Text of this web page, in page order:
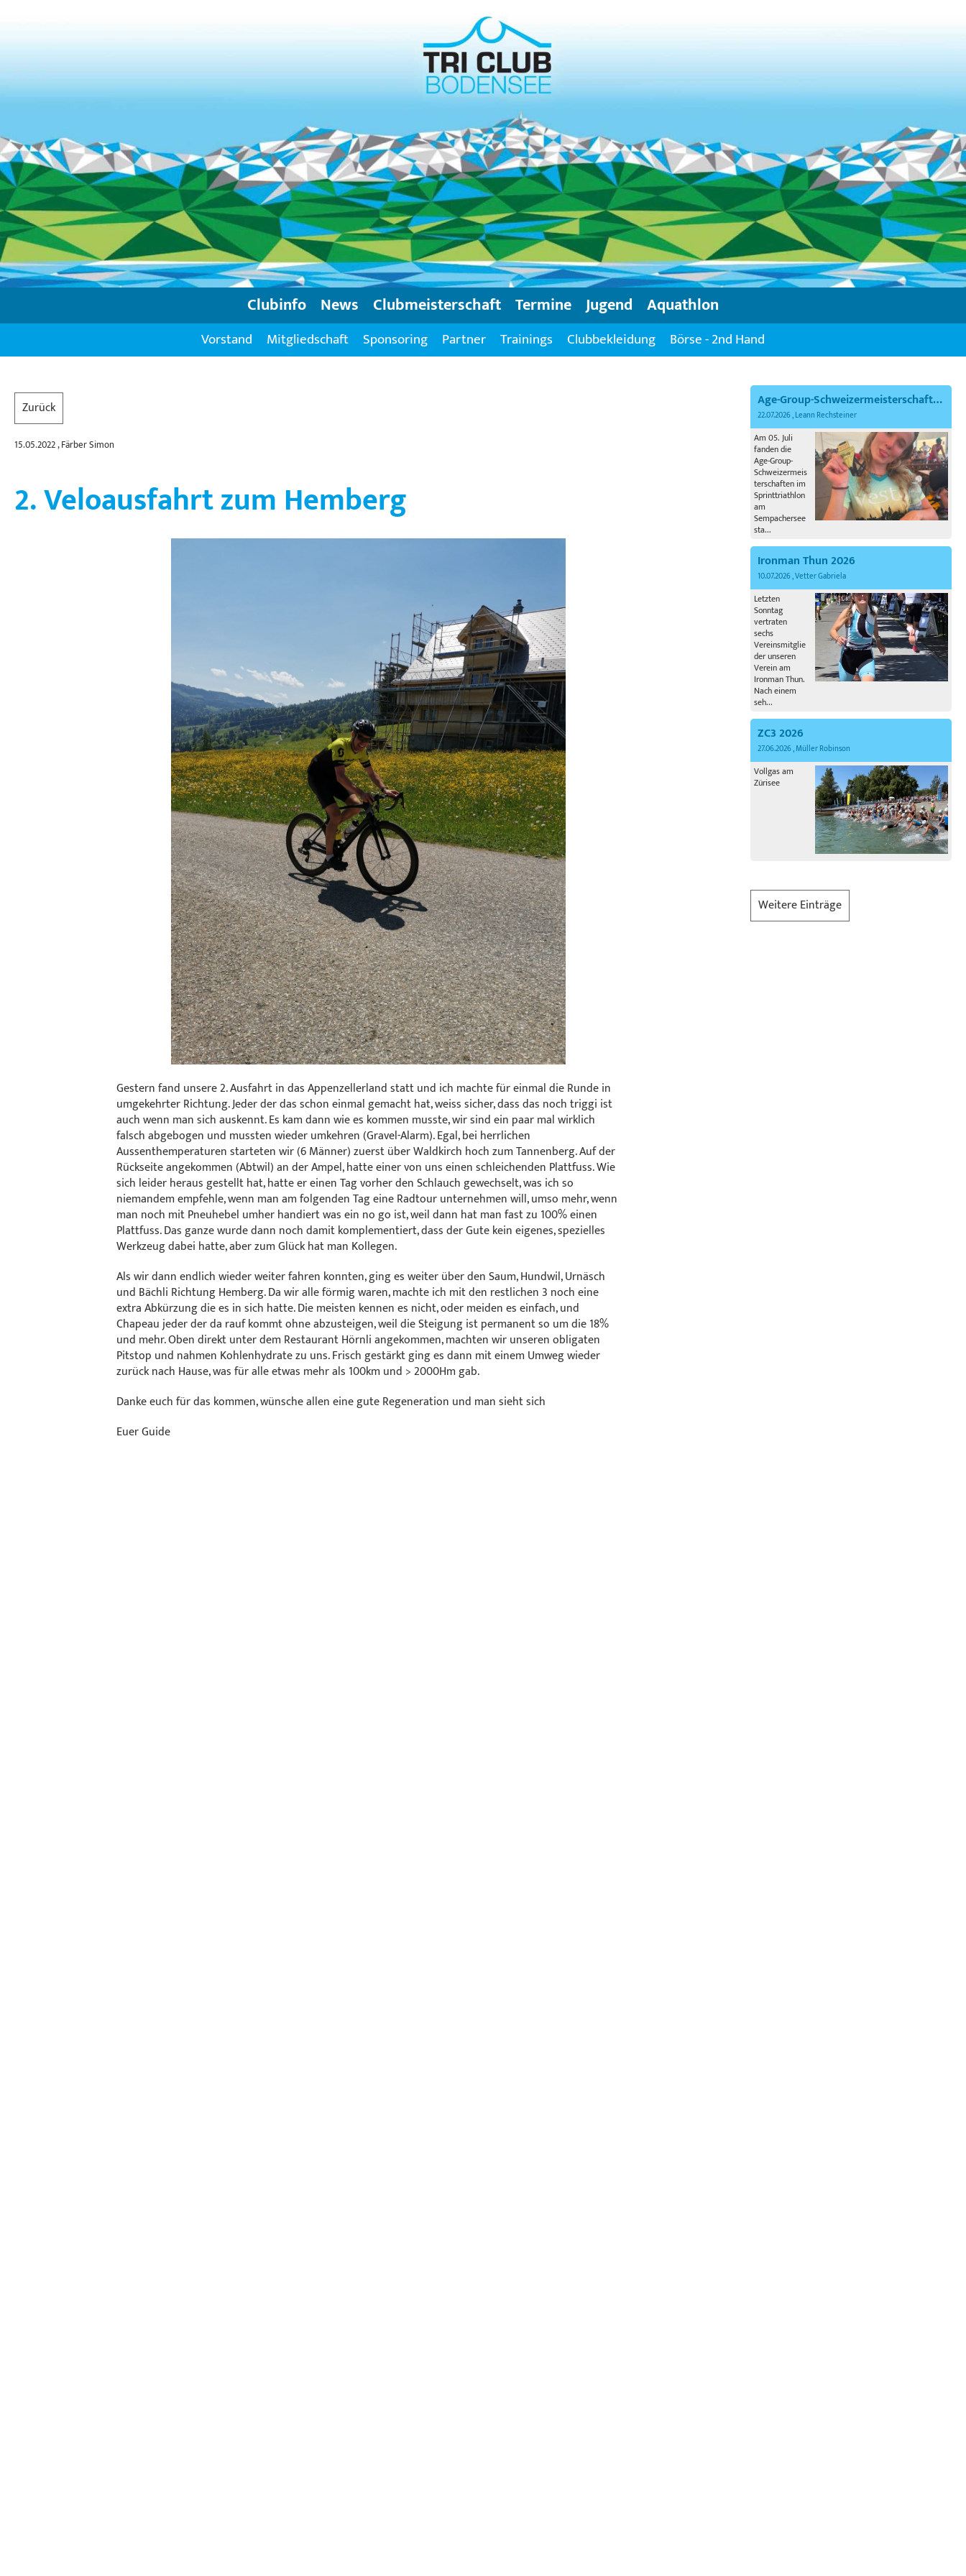
Clubinfo News Clubmeisterschaft Termine Jugend Aquathlon
Vorstand Mitgliedschaft Sponsoring Partner Trainings Clubbekleidung Börse - 2nd Hand
Zurück
15.05.2022, Färber Simon
2. Veloausfahrt zum Hemberg
Gestern fand unsere 2. Ausfahrt in das Appenzellerland statt und ich machte für einmal die Runde in
umgekehrter Richtung. Jeder der das schon einmal gemacht hat, weiss sicher, dass das noch triggi ist
auch wenn man sich auskennt. Es kam dann wie es kommen musste, wir sind ein paar mal wirklich
falsch abgebogen und mussten wieder umkehren (Gravel-Alarm). Egal, bei herrlichen
Aussenthemperaturen starteten wir (6 Männer) zuerst über Waldkirch hoch zum Tannenberg. Auf der
Rückseite angekommen (Abtwil) an der Ampel, hatte einer von uns einen schleichenden Plattfuss. Wie
sich leider heraus gestellt hat, hatte er einen Tag vorher den Schlauch gewechselt, was ich so
niemandem empfehle, wenn man am folgenden Tag eine Radtour unternehmen will, umso mehr, wenn
man noch mit Pneuhebel umher handiert was ein no go ist, weil dann hat man fast zu 100% einen
Plattfuss. Das ganze wurde dann noch damit komplementiert, dass der Gute kein eigenes, spezielles
Werkzeug dabei hatte, aber zum Glück hat man Kollegen.
Als wir dann endlich wieder weiter fahren konnten, ging es weiter über den Saum, Hundwil, Urnäsch
und Bächli Richtung Hemberg. Da wir alle förmig waren, machte ich mit den restlichen 3 noch eine
extra Abkürzung die es in sich hatte. Die meisten kennen es nicht, oder meiden es einfach, und
Chapeau jeder der da rauf kommt ohne abzusteigen, weil die Steigung ist permanent so um die 18%
und mehr. Oben direkt unter dem Restaurant Hörnli angekommen, machten wir unseren obligaten
Pitstop und nahmen Kohlenhydrate zu uns. Frisch gestärkt ging es dann mit einem Umweg wieder
zurück nach Hause, was für alle etwas mehr als 100km und > 2000Hm gab.
Danke euch für das kommen, wünsche allen eine gute Regeneration und man sieht sich
Euer Guide
Age-Group-Schweizermeisterschaften im Sprinttriathlon
22.07.2026, Leann Rechsteiner
Am 05. Juli
fanden die
Age-Group-
Schweizermeis
terschaften im
Sprinttriathlon
am
Sempachersee
sta...
Ironman Thun 2026
10.07.2026, Vetter Gabriela
Letzten
Sonntag
vertraten
sechs
Vereinsmitglie
der unseren
Verein am
Ironman Thun.
Nach einem
seh...
ZC3 2026
27.06.2026, Müller Robinson
Vollgas am
Zürisee
Weitere Einträge